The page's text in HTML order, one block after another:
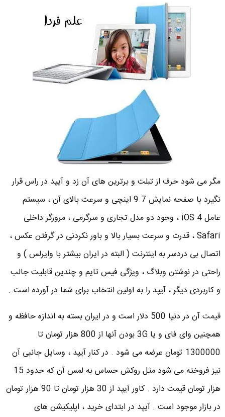
مگر می شود حرف از تبلت و برترین های آن زد و آیپد در راس قرار
نگیرد با صفحه نمایش 9.7 اینچی و سرعت بالای آن ، سیستم
عامل iOS 4 ، وجود دو مدل تجاری و سرگرمی ، مرورگر داخلی
Safari ، قدرت و سرعت بسیار بالا و باور نکردنی در گرفتن عکس ،
اتصال بی دردسر به اینترنت ( البته در ایران بیشتر با وایرلس ) و
راحتی در نوشتن وبلاگ ، ویژگی فیس تایم و چندین قابلیت جالب
و کاربردی دیگر ، آیپد را به اولین انتخاب برای شما در آورده است .
قیمت
آن در دنیا 500 دلار است و در ایران بسته به اندازه حافظه و
همچنین وای فای و یا 3G بودن آنها از 800 هزار تومان تا
1300000 تومان عرضه می شود . در کنار آیپد ، وسایل جانبی آن
نیز فروخته می شود مثل روکش حساس به لمس آن که حدود 15
هزار تومان قیمت دارد . کاور آیپد از 30 هزار تومان تا 90 هزار تومان
در بازار موجود است . آیپد در ابتدای خرید ، اپلیکیشن های